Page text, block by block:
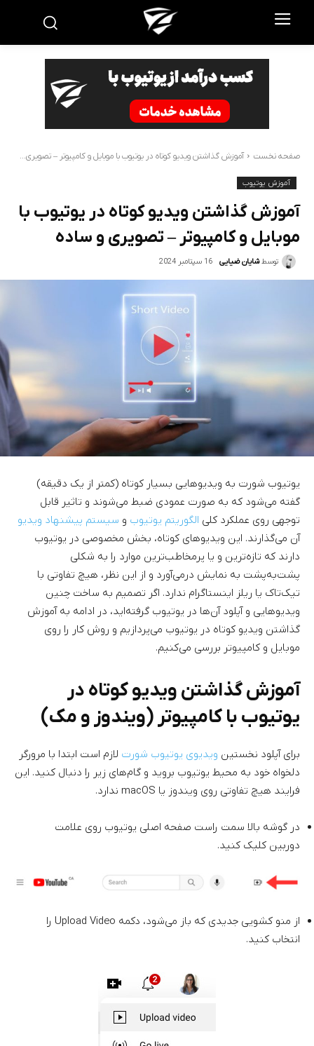
صفحه نخست آموزش گذاشتن ویدیو کوتاه در یوتیوب با موبایل و کامپیوتر – تصویری...
آموزش یوتیوب
آموزش گذاشتن ویدیو کوتاه در یوتیوب با
موبایل و کامپیوتر – تصویری و ساده
توسط شایان ضیایی 16 سپتامبر 2024
یوتیوب شورت به ویدیوهایی بسیار کوتاه (کمتر از یک دقیقه)
گفته می‌شود که به صورت عمودی ضبط می‌شوند و تاثیر قابل
توجهی روی عملکرد کلی الگوریتم یوتیوب و سیستم پیشنهاد ویدیو
آن می‌گذارند. این ویدیوهای کوتاه، بخش مخصوصی در یوتیوب
دارند که تازه‌ترین و یا پرمخاطب‌ترین موارد را به شکلی
پشت‌به‌پشت به نمایش درمی‌آورد و از این نظر، هیچ تفاوتی با
تیک‌تاک یا ریلز اینستاگرام ندارد. اگر تصمیم به ساخت چنین
ویدیوهایی و آپلود آن‌ها در یوتیوب گرفته‌اید، در ادامه به آموزش
گذاشتن ویدیو کوتاه در یوتیوب می‌پردازیم و روش کار را روی
موبایل و کامپیوتر بررسی می‌کنیم.
آموزش گذاشتن ویدیو کوتاه در
یوتیوب با کامپیوتر (ویندوز و مک)
برای آپلود نخستین ویدیوی یوتیوب شورت لازم است ابتدا با مرورگر
دلخواه خود به محیط یوتیوب بروید و گام‌های زیر را دنبال کنید. این
فرایند هیچ تفاوتی روی ویندوز یا macOS ندارد.
در گوشه بالا سمت راست صفحه اصلی یوتیوب روی علامت
دوربین کلیک کنید.
از منو کشویی جدیدی که باز می‌شود، دکمه Upload Video را
انتخاب کنید.